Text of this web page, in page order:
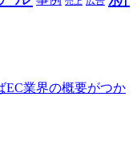
EC業界の概要がつか